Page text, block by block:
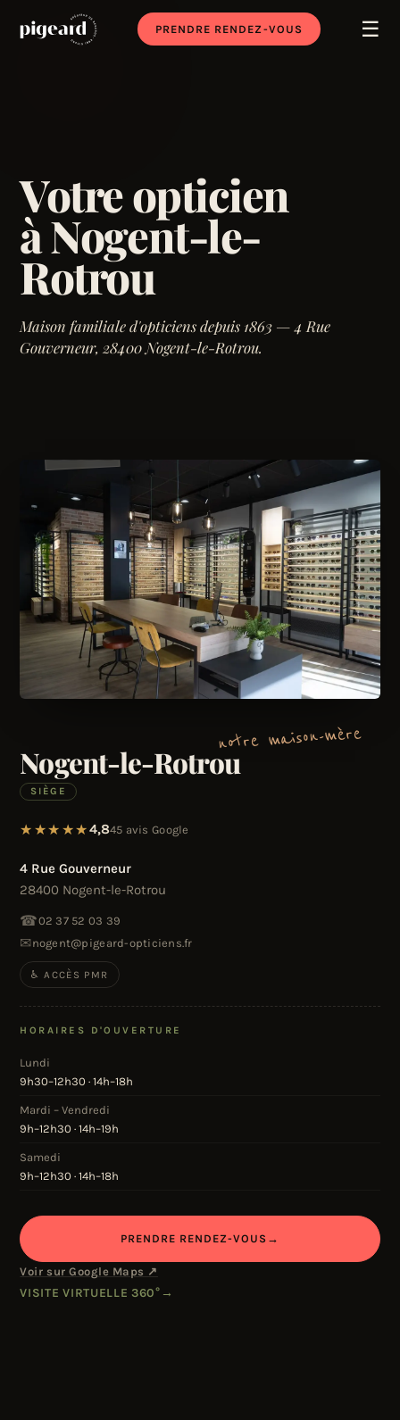
PRENDRE RENDEZ-VOUS ☰
Votre opticien
à Nogent-le-
Rotrou
Maison familiale d'opticiens depuis 1863 — 4 Rue
Gouverneur, 28400 Nogent-le-Rotrou.
notre maison-mère
Nogent-le-Rotrou
SIÈGE
4,845 avis Google
4 Rue Gouverneur
28400 Nogent-le-Rotrou
☎02 37 52 03 39
✉nogent@pigeard-opticiens.fr
♿ ACCÈS PMR
HORAIRES D'OUVERTURE
Lundi
9h30–12h30 · 14h–18h
Mardi – Vendredi
9h–12h30 · 14h–19h
Samedi
9h–12h30 · 14h–18h
PRENDRE RENDEZ-VOUS →
Voir sur Google Maps ↗
VISITE VIRTUELLE 360° →